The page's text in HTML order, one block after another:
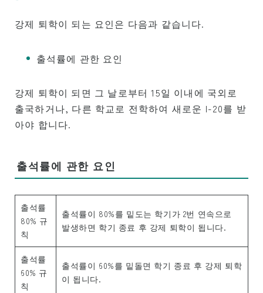
강제 퇴학이 되는 요인은 다음과 같습니다.
출석률에 관한 요인
강제 퇴학이 되면 그 날로부터 15일 이내에 국외로
출국하거나, 다른 학교로 전학하여 새로운 I-20를 받
아야 합니다.
출석률에 관한 요인
출석률
80% 규
칙
출석률이 80%를 밑도는 학기가 2번 연속으로
발생하면 학기 종료 후 강제 퇴학이 됩니다.
출석률
60% 규
칙
출석률이 60%를 밑돌면 학기 종료 후 강제 퇴학
이 됩니다.